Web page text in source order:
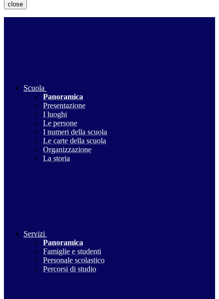
close
Scuola
Panoramica
Presentazione
I luoghi
Le persone
I numeri della scuola
Le carte della scuola
Organizzazione
La storia
Servizi
Panoramica
Famiglie e studenti
Personale scolastico
Percorsi di studio